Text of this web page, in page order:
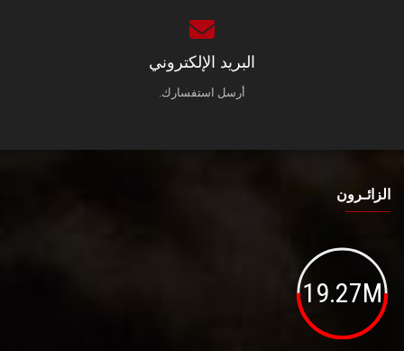
البريد الإلكتروني
أرسل استفسارك.
الزائـرون
19.27M